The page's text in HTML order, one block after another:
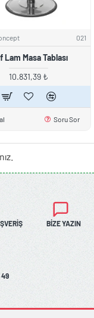
021
Lam Masa Tablası
10.831,39 ₺
Soru Sor
BIZE YAZIN
49